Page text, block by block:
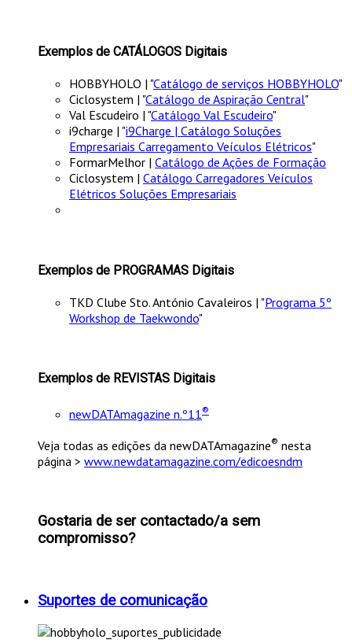
Exemplos de CATÁLOGOS Digitais
HOBBYHOLO | "Catálogo de serviços HOBBYHOLO"
Ciclosystem | "Catálogo de Aspiração Central"
Val Escudeiro | "Catálogo Val Escudeiro"
i9charge | "i9Charge | Catálogo Soluções
Empresariais Carregamento Veículos Elétricos"
FormarMelhor | Catálogo de Ações de Formação
Ciclosystem | Catálogo Carregadores Veículos
Elétricos Soluções Empresariais
Exemplos de PROGRAMAS Digitais
TKD Clube Sto. António Cavaleiros | "Programa 5º
Workshop de Taekwondo"
Exemplos de REVISTAS Digitais
newDATAmagazine n.º11®
Veja todas as edições da newDATAmagazine® nesta
página > www.newdatamagazine.com/edicoesndm
Gostaria de ser contactado/a sem
compromisso?
Suportes de comunicação